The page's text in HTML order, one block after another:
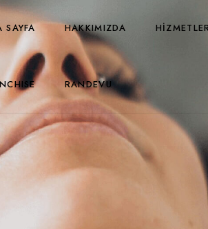
SAYFA HAKKIMIZDA
RANDEVU